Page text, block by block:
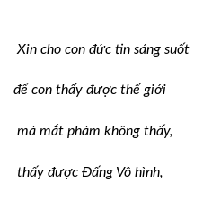
Xin cho con đức tin sáng suốt
để con thấy được thế giới
mà mắt phàm không thấy,
thấy được Ðấng Vô hình,